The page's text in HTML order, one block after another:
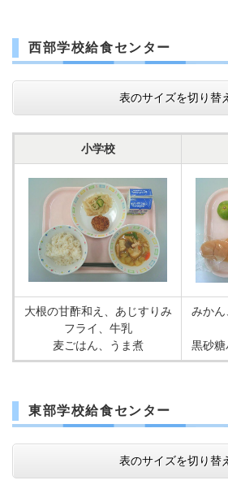
西部学校給食センター
表のサイズを切り替
小学校
大根の甘酢和え、あじすりみ
フライ、牛乳
麦ごはん、うま煮
みかん
黒砂
東部学校給食センター
表のサイズを切り替